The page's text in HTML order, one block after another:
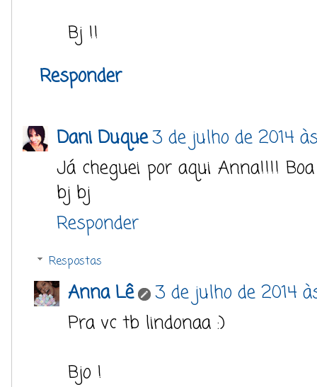
Bj !!
Responder
Dani Duque3 de julho de 2014
Já cheguei por aqui Anna!!!!
bj bj
Responder
Respostas
Anna Lê
3 de julho de 2014
Pra vc tb lindonaa :)
Bjo !